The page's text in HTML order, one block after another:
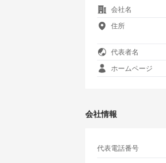
会社名
住所
代表者名
ホームページ
会社情報
代表電話番号